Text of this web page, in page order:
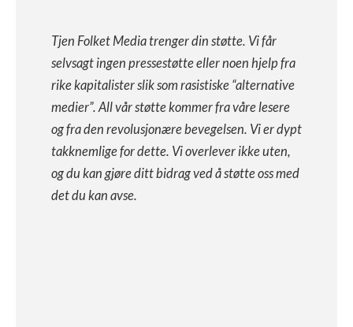
Tjen Folket Media trenger din støtte. Vi får
selvsagt ingen pressestøtte eller noen hjelp fra
rike kapitalister slik som rasistiske “alternative
medier”. All vår støtte kommer fra våre lesere
og fra den revolusjonære bevegelsen. Vi er dypt
takknemlige for dette. Vi overlever ikke uten,
og du kan gjøre ditt bidrag ved å støtte oss med
det du kan avse.